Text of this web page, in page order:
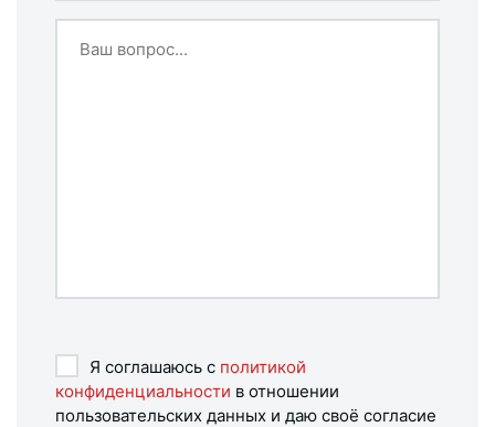
Я соглашаюсь с политикой
конфиденциальности в отношении
пользовательских данных и даю своё согласие